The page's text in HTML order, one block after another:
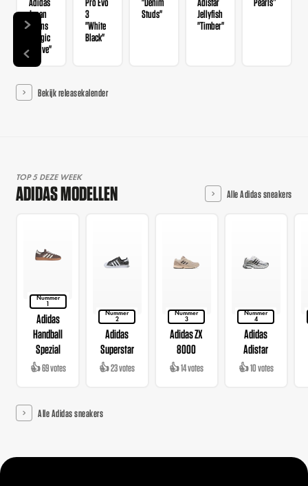
Japan
Wmns
"Magic
Mauve"
3
"White
Black"
Studs"
Jellyfish
"Timber"
Bekijk releasekalender
TOP 5 DEZE WEEK
ADIDAS MODELLEN Alle Adidas sneakers
Nummer
1
Adidas
Handball
Spezial
👍 69 votes
Nummer
2
Adidas
Superstar
👍 23 votes
Nummer
3
Adidas ZX
8000
👍 14 votes
Nummer
4
Adidas
Adistar
👍 10 votes
Alle Adidas sneakers